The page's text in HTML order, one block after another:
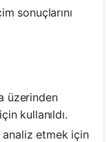
sonuçlarını
üzerinden
kullanıldı.
etmek için